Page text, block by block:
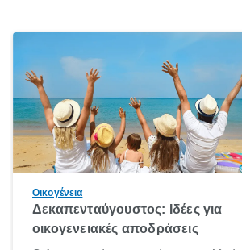
Οικογένεια
Δεκαπενταύγουστος: Ιδέες για
οικογενειακές αποδράσεις